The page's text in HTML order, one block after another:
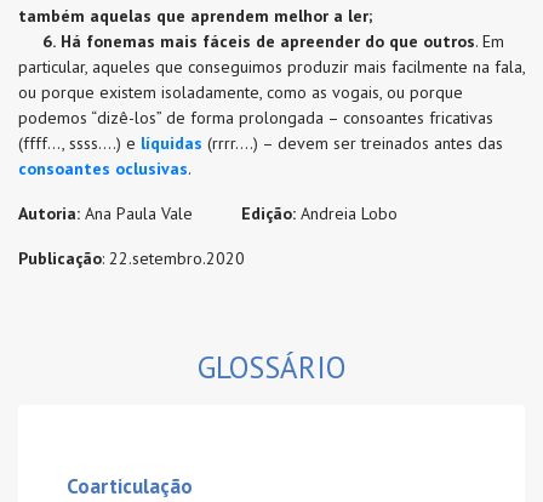
também aquelas que aprendem melhor a ler;
6. Há fonemas mais fáceis de apreender do que outros. Em
particular, aqueles que conseguimos produzir mais facilmente na fala,
ou porque existem isoladamente, como as vogais, ou porque
podemos “dizê-los” de forma prolongada – consoantes fricativas
(ffff..., ssss....) e líquidas (rrrr....) – devem ser treinados antes das
consoantes oclusivas.
Autoria: Ana Paula Vale Edição: Andreia Lobo
Publicação: 22.setembro.2020
GLOSSÁRIO
Coarticulação